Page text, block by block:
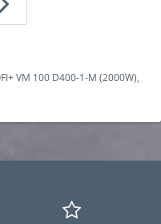
VM 100 D400-1-M (2000W),